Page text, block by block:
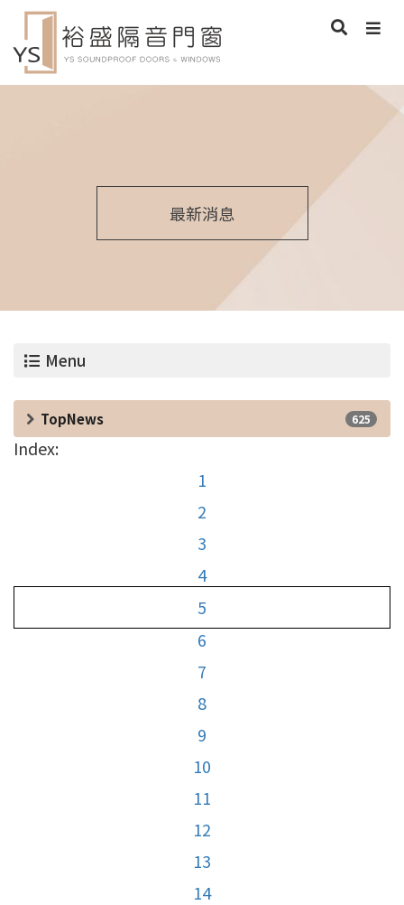
最新消息
Menu
TopNews 625
Index:
1
2
3
4
5
6
7
8
9
10
11
12
13
14